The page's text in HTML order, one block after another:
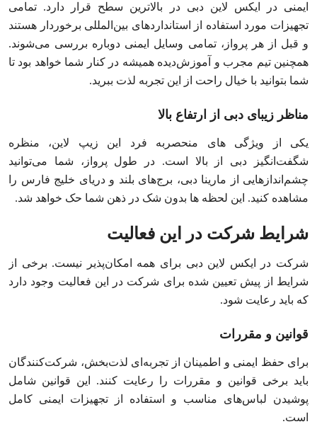
ایمنی در ایکس لاین دبی در بالاترین سطح قرار دارد. تمامی
تجهیزات مورد استفاده از استانداردهای بین‌المللی برخوردار هستند
و قبل از هر پرواز، تمامی وسایل ایمنی دوباره بررسی می‌شوند.
همچنین تیم مجرب و آموزش‌دیده همیشه در کنار شما خواهد بود تا
شما بتوانید با خیال راحت از این تجربه لذت ببرید.
مناظر زیبای دبی از ارتفاع بالا
یکی از ویژگی‌ های منحصربه‌ فرد این زیپ لاین، منظره
شگفت‌انگیز دبی از بالا است. در طول پرواز، شما می‌توانید
چشم‌اندازهایی از مارینا دبی، برج‌های بلند و دریای خلیج فارس را
مشاهده کنید. این لحظه‌ ها بدون شک در ذهن شما حک خواهد شد.
شرایط شرکت در این فعالیت
شرکت در ایکس لاین دبی برای همه امکان‌پذیر نیست. برخی از
شرایط از پیش تعیین شده برای شرکت در این فعالیت وجود دارد
که باید رعایت شود.
قوانین و مقررات
برای حفظ ایمنی و اطمینان از تجربه‌ای لذت‌بخش، شرکت‌کنندگان
باید برخی قوانین و مقررات را رعایت کنند. این قوانین شامل
پوشیدن لباس‌های مناسب و استفاده از تجهیزات ایمنی کامل
است.